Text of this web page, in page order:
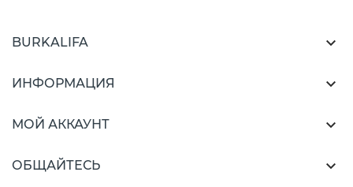
BURKALIFA 
ИНФОРМАЦИЯ 
МОЙ АККАУНТ 
ОБЩАЙТЕСЬ 